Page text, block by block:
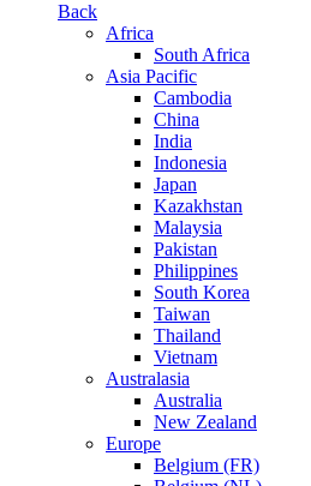
Back
Africa
South Africa
Asia Pacific
Cambodia
China
India
Indonesia
Japan
Kazakhstan
Malaysia
Pakistan
Philippines
South Korea
Taiwan
Thailand
Vietnam
Australasia
Australia
New Zealand
Europe
Belgium (FR)